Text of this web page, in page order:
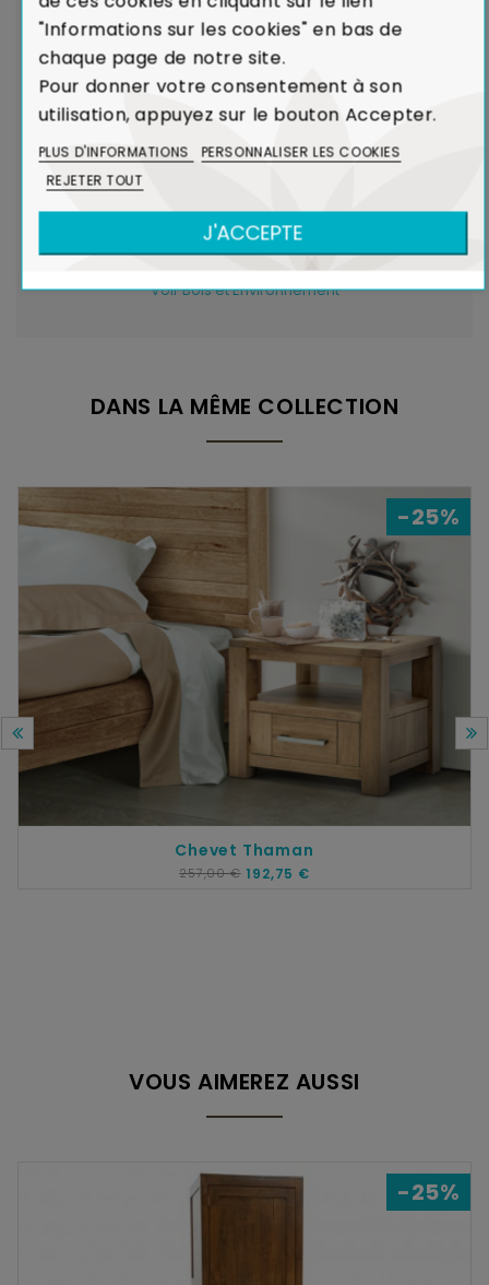
reçu ou de non-conformité par rapport à votre
commande, nous remplaçons aussitôt votre meuble.
Voir Charte de Qualité
Dans le cadre de la production de caoutchouc,
l'Hévéa était un arbre voué à l'incinération.
meubles contribue ainsi à limiter l'émission de
CO₂ dans l'atmosphère.
Voir Bois et Environnement
DANS LA MÊME COLLECTION
-25%
Chevet Thaman
257,00 € 192,75 €
VOUS AIMEREZ AUSSI
-25%
"Informations sur les cookies" en bas de
chaque page de notre site.
Pour donner votre consentement à son
utilisation, appuyez sur le bouton Accepter.
PLUS D'INFORMATIONS
PERSONNALISER LES COOKIES
REJETER TOUT
J'ACCEPTE